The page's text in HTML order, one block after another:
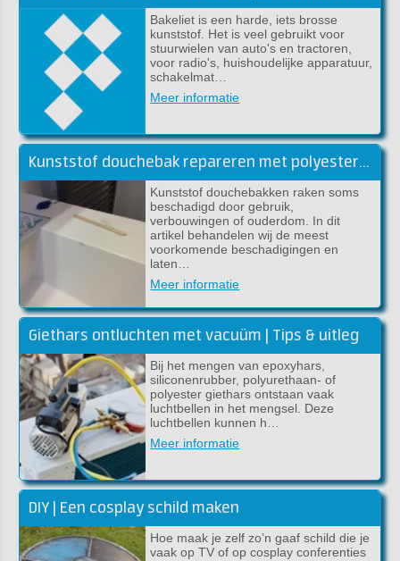
Bakeliet is een harde, iets brosse
kunststof. Het is veel gebruikt voor
stuurwielen van auto's en tractoren,
voor radio's, huishoudelijke apparatuur,
schakelmat…
Meer informatie
Kunststof douchebak repareren met polyester of epoxy
Kunststof douchebakken raken soms
beschadigd door gebruik,
verbouwingen of ouderdom. In dit
artikel behandelen wij de meest
voorkomende beschadigingen en
laten…
Meer informatie
Giethars ontluchten met vacuüm | Tips & uitleg
Bij het mengen van epoxyhars,
siliconenrubber, polyurethaan- of
polyester giethars ontstaan vaak
luchtbellen in het mengsel. Deze
luchtbellen kunnen h…
Meer informatie
DIY | Een cosplay schild maken
Hoe maak je zelf zo’n gaaf schild die je
vaak op TV of op cosplay conferenties